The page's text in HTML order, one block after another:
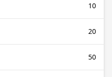
10
20
50